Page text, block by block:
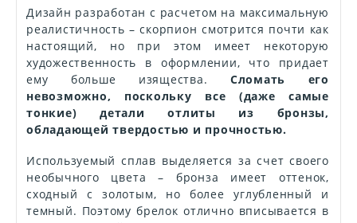
Дизайн разработан с расчетом на максимальную
реалистичность – скорпион смотрится почти как
настоящий, но при этом имеет некоторую
художественность в оформлении, что придает
ему больше изящества. Сломать его
невозможно, поскольку все (даже самые
тонкие) детали отлиты из бронзы,
обладающей твердостью и прочностью.
Используемый сплав выделяется за счет своего
необычного цвета – бронза имеет оттенок,
сходный с золотым, но более углубленный и
темный. Поэтому брелок отлично вписывается в